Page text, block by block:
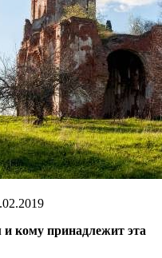
и кому принадлежит эта